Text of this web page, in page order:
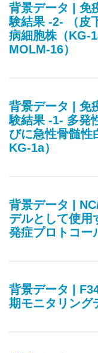
背景データ | 免
験結果 -2- （皮
病細胞株（KG-
MOLM-16）
背景データ | 免
験結果 -1- 多発
びに急性骨髄性
KG-1a）
背景データ |
デルとして使用
発症プロトコー
背景データ |
期モニタリング